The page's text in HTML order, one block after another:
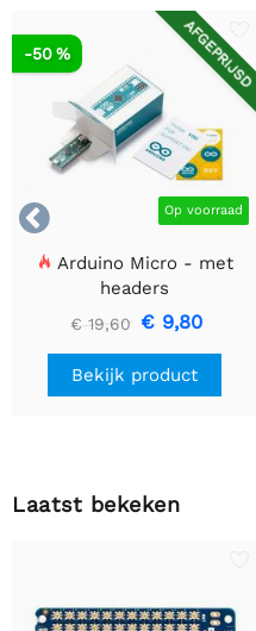

AFGEPRIJSD
Op voorraad
-50 %
Arduino Micro - met
headers
€ 19,60 € 9,80
Bekijk product
Laatst bekeken